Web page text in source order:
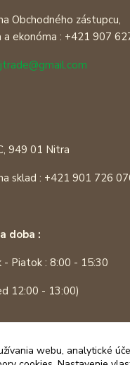
Obchodného zástupcu,
a ekonóma : +421 907
949 01 Nitra
sklad : +421 901 726
doba :
- Piatok : 8:00 - 15:30
- 13:00)
webu, analytické